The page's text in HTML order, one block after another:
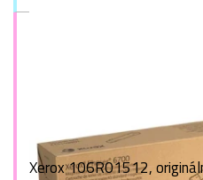
Xerox 106R01512,